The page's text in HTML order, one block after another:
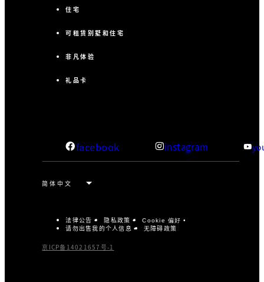
住宅
可租赁别墅和住宅
非凡体验
礼品卡
facebook instagram
法律公告 隐私政策 Cookie 偏好
请勿出售我的个人信息 无障碍政策
京ICP备14021657号-1